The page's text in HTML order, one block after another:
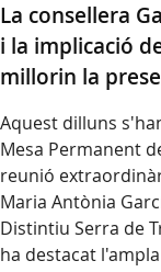
La consellera
i la implicació
millorin la
Aquest dilluns
Mesa Permanent
reunió
Maria Antònia
Distintiu Serra de
ha destacat